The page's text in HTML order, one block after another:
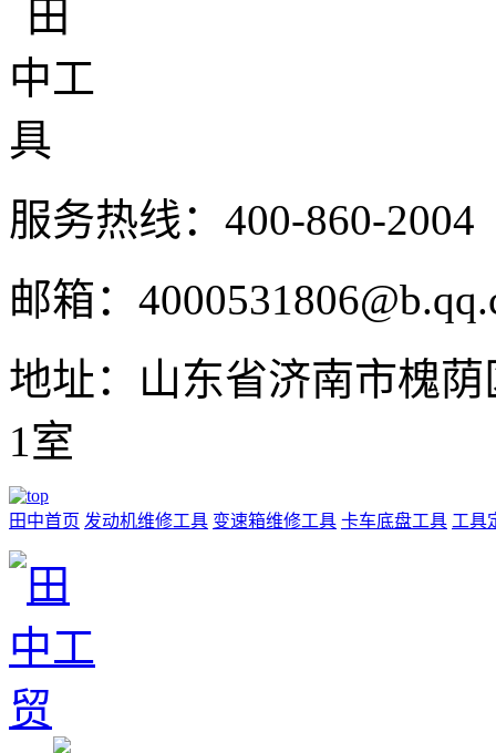
服务热线： 400-860-2004
邮箱：
地址：山东省济南市槐
1室
田中首页 发动机维修工具 变速箱维修工具 卡车底盘工具 工具